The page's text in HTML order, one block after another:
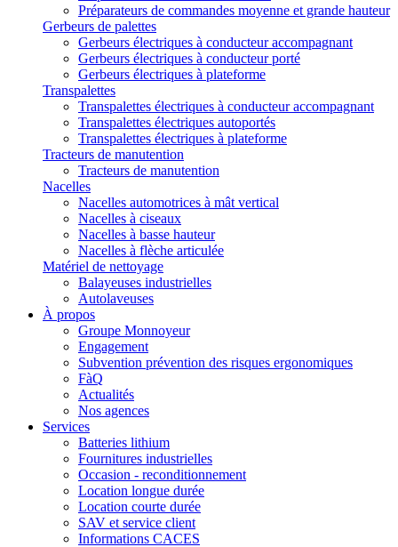
Préparateurs de commandes moyenne et grande hauteur
Gerbeurs de palettes
Gerbeurs électriques à conducteur accompagnant
Gerbeurs électriques à conducteur porté
Gerbeurs électriques à plateforme
Transpalettes
Transpalettes électriques à conducteur accompagnant
Transpalettes électriques autoportés
Transpalettes électriques à plateforme
Tracteurs de manutention
Tracteurs de manutention
Nacelles
Nacelles automotrices à mât vertical
Nacelles à ciseaux
Nacelles à basse hauteur
Nacelles à flèche articulée
Matériel de nettoyage
Balayeuses industrielles
Autolaveuses
À propos
Groupe Monnoyeur
Engagement
Subvention prévention des risques ergonomiques
FàQ
Actualités
Nos agences
Services
Batteries lithium
Fournitures industrielles
Occasion - reconditionnement
Location longue durée
Location courte durée
SAV et service client
Informations CACES